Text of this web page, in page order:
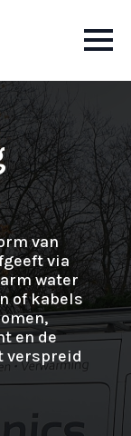
van
via
water
of kabels
en de
verspreid